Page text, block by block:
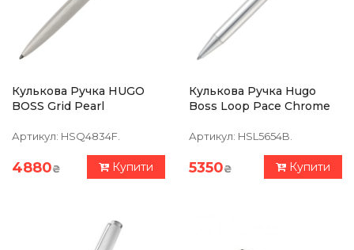
Кулькова Ручка HUGO
BOSS Grid Pearl
Артикул: HSQ4834F.
4880₴ Купити
Кулькова Ручка Hugo
Boss Loop Pace Chrome
Артикул: HSL5654B.
5350₴ Купити